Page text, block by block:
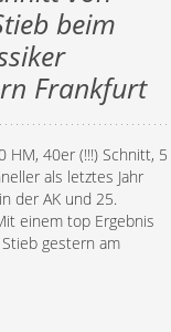
beim
Frankfurt
HM, 40er (!!!) Schnitt, 5
als letztes Jahr
der AK und 25.
einem top Ergebnis
gestern am